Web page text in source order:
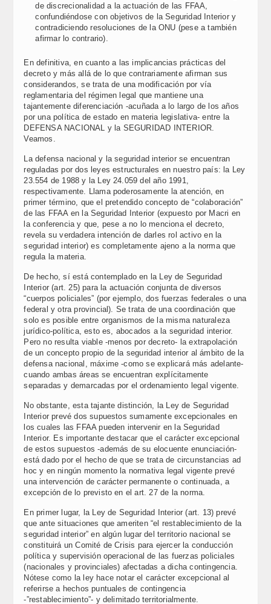
de discrecionalidad a la actuación de las FFAA,
confundiéndose con objetivos de la Seguridad Interior y
contradiciendo resoluciones de la ONU (pese a también
afirmar lo contrario).
En definitiva, en cuanto a las implicancias prácticas del
decreto y más allá de lo que contrariamente afirman sus
considerandos, se trata de una modificación por vía
reglamentaria del régimen legal que mantiene una
tajantemente diferenciación -acuñada a lo largo de los años
por una política de estado en materia legislativa- entre la
DEFENSA NACIONAL y la SEGURIDAD INTERIOR.
Veamos.
La defensa nacional y la seguridad interior se encuentran
reguladas por dos leyes estructurales en nuestro país: la Ley
23.554 de 1988 y la Ley 24.059 del año 1991,
respectivamente. Llama poderosamente la atención, en
primer término, que el pretendido concepto de “colaboración”
de las FFAA en la Seguridad Interior (expuesto por Macri en
la conferencia y que, pese a no lo menciona el decreto,
revela su verdadera intención de darles rol activo en la
seguridad interior) es completamente ajeno a la norma que
regula la materia.
De hecho, sí está contemplado en la Ley de Seguridad
Interior (art. 25) para la actuación conjunta de diversos
“cuerpos policiales” (por ejemplo, dos fuerzas federales o una
federal y otra provincial). Se trata de una coordinación que
solo es posible entre organismos de la misma naturaleza
jurídico-política, esto es, abocados a la seguridad interior.
Pero no resulta viable -menos por decreto- la extrapolación
de un concepto propio de la seguridad interior al ámbito de la
defensa nacional, máxime -como se explicará más adelante-
cuando ambas áreas se encuentran explícitamente
separadas y demarcadas por el ordenamiento legal vigente.
No obstante, esta tajante distinción, la Ley de Seguridad
Interior prevé dos supuestos sumamente excepcionales en
los cuales las FFAA pueden intervenir en la Seguridad
Interior. Es importante destacar que el carácter excepcional
de estos supuestos -además de su elocuente enunciación-
está dado por el hecho de que se trata de circunstancias ad
hoc y en ningún momento la normativa legal vigente prevé
una intervención de carácter permanente o continuada, a
excepción de lo previsto en el art. 27 de la norma.
En primer lugar, la Ley de Seguridad Interior (art. 13) prevé
que ante situaciones que ameriten “el restablecimiento de la
seguridad interior” en algún lugar del territorio nacional se
constituirá un Comité de Crisis para ejercer la conducción
política y supervisión operacional de las fuerzas policiales
(nacionales y provinciales) afectadas a dicha contingencia.
Nótese como la ley hace notar el carácter excepcional al
referirse a hechos puntuales de contingencia
-”restablecimiento”- y delimitado territorialmente.